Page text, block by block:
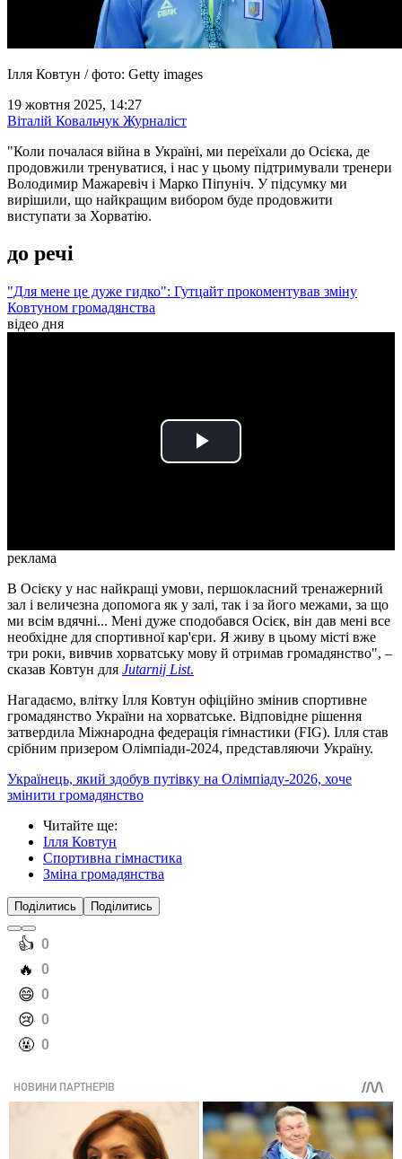
Ілля Ковтун / фото: Getty images
19 жовтня 2025, 14:27
Віталій Ковальчук Журналіст
"Коли почалася війна в Україні, ми переїхали до Осієка, де
продовжили тренуватися, і нас у цьому підтримували тренери
Володимир Мажаревіч і Марко Піпуніч. У підсумку ми
вирішили, що найкращим вибором буде продовжити
виступати за Хорватію.
до речі
"Для мене це дуже гидко": Гутцайт прокоментував зміну
Ковтуном громадянства
відео дня
Play
реклама
В Осієку у нас найкращі умови, першокласний тренажерний
зал і величезна допомога як у залі, так і за його межами, за що
ми всім вдячні... Мені дуже сподобався Осієк, він дав мені все
необхідне для спортивної кар'єри. Я живу в цьому місті вже
три роки, вивчив хорватську мову й отримав громадянство", –
сказав Ковтун для Jutarnij List.
Нагадаємо, влітку Ілля Ковтун офіційно змінив спортивне
громадянство України на хорватське. Відповідне рішення
затвердила Міжнародна федерація гімнастики (FIG). Ілля став
срібним призером Олімпіади-2024, представляючи Україну.
Українець, який здобув путівку на Олімпіаду-2026, хоче
змінити громадянство
Читайте ще:
Ілля Ковтун
Спортивна гімнастика
Зміна громадянства
Поділитись Поділитись
️👍 0
️🔥 0
️😄 0
️😢 0
️🤬 0